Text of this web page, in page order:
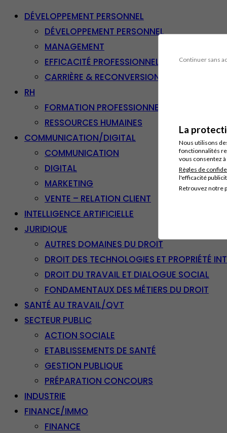
Continuer sans
La
Nous utilisons
fonctionnalités
vous consentez
Règles de
l'efficacité
Retrouvez notre
DÉVELOPPEMENT PERSONNEL
DÉVELOPPEMENT PERSONNEL
MANAGEMENT
EFFICACITÉ PROFESSIONNELLE
CARRIÈRE & RECONVERSION
RH
FORMATION PROFESSIONNELLE
RESSOURCES HUMAINES
COMMUNICATION/DIGITAL
COMMUNICATION
DIGITAL
MARKETING
VENTE – RELATION CLIENT
INTELLIGENCE ARTIFICIELLE
JURIDIQUE
AUTRES DOMAINES DU DROIT
DROIT DES TECHNOLOGIES ET PROPRIÉTÉ
DROIT DU TRAVAIL ET DIALOGUE SOCIAL
FONDAMENTAUX DES MÉTIERS DU DROIT
SANTÉ AU TRAVAIL/QVT
SECTEUR PUBLIC
ACTION SOCIALE
ETABLISSEMENTS DE SANTÉ
GESTION PUBLIQUE
PRÉPARATION CONCOURS
INDUSTRIE
FINANCE/IMMO
FINANCE